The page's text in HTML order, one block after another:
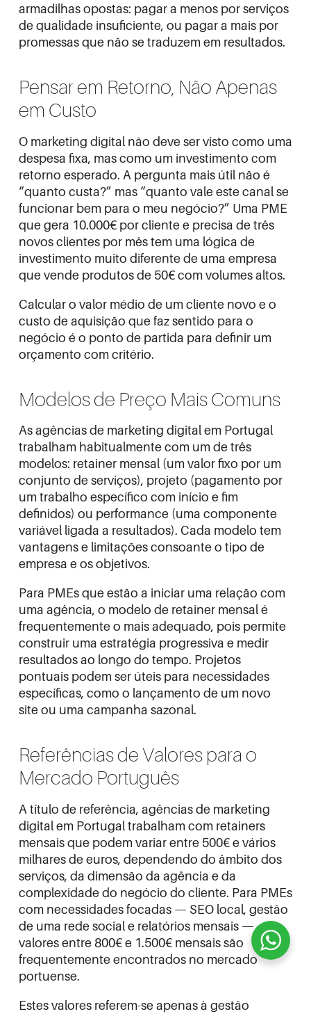
armadilhas opostas: pagar a menos por serviços
de qualidade insuficiente, ou pagar a mais por
promessas que não se traduzem em resultados.
Pensar em Retorno, Não Apenas
em Custo
O marketing digital não deve ser visto como uma
despesa fixa, mas como um investimento com
retorno esperado. A pergunta mais útil não é
“quanto custa?” mas “quanto vale este canal se
funcionar bem para o meu negócio?” Uma PME
que gera 10.000€ por cliente e precisa de três
novos clientes por mês tem uma lógica de
investimento muito diferente de uma empresa
que vende produtos de 50€ com volumes altos.
Calcular o valor médio de um cliente novo e o
custo de aquisição que faz sentido para o
negócio é o ponto de partida para definir um
orçamento com critério.
Modelos de Preço Mais Comuns
As agências de marketing digital em Portugal
trabalham habitualmente com um de três
modelos: retainer mensal (um valor fixo por um
conjunto de serviços), projeto (pagamento por
um trabalho específico com início e fim
definidos) ou performance (uma componente
variável ligada a resultados). Cada modelo tem
vantagens e limitações consoante o tipo de
empresa e os objetivos.
Para PMEs que estão a iniciar uma relação com
uma agência, o modelo de retainer mensal é
frequentemente o mais adequado, pois permite
construir uma estratégia progressiva e medir
resultados ao longo do tempo. Projetos
pontuais podem ser úteis para necessidades
específicas, como o lançamento de um novo
site ou uma campanha sazonal.
Referências de Valores para o
Mercado Português
A título de referência, agências de marketing
digital em Portugal trabalham com retainers
mensais que podem variar entre 500€ e vários
milhares de euros, dependendo do âmbito dos
serviços, da dimensão da agência e da
complexidade do negócio do cliente. Para PMEs
com necessidades focadas — SEO local, gestão
de uma rede social e relatórios mensais —
valores entre 800€ e 1.500€ mensais são
frequentemente encontrados no mercado
portuense.
Estes valores referem-se apenas à gestão